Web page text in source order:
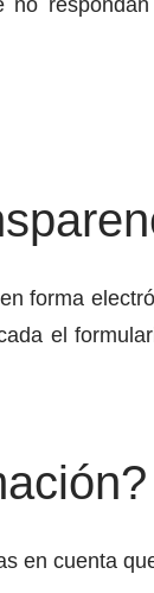
no
forma
el
en cuenta